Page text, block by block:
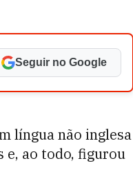
Seguir no Google
língua não inglesa
e, ao todo, figurou